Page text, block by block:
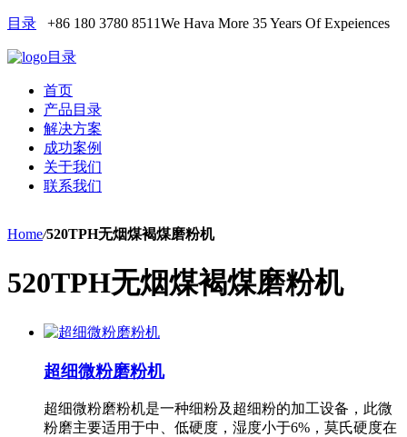
目录 +86 180 3780 8511We Hava More 35 Years Of Expeiences
目录
首页
产品目录
解决方案
成功案例
关于我们
联系我们
Home/520TPH无烟煤褐煤磨粉机
520TPH无烟煤褐煤磨粉机
超细微粉磨粉机
超细微粉磨粉机是一种细粉及超细粉的加工设备，此微
粉磨主要适用于中、低硬度，湿度小于6%，莫氏硬度在